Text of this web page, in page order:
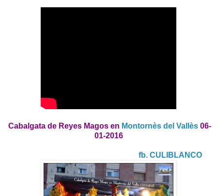
Cabalgata de Reyes Magos en Montornès del Vallès06-
01-2016
fb. CULIBLANCO